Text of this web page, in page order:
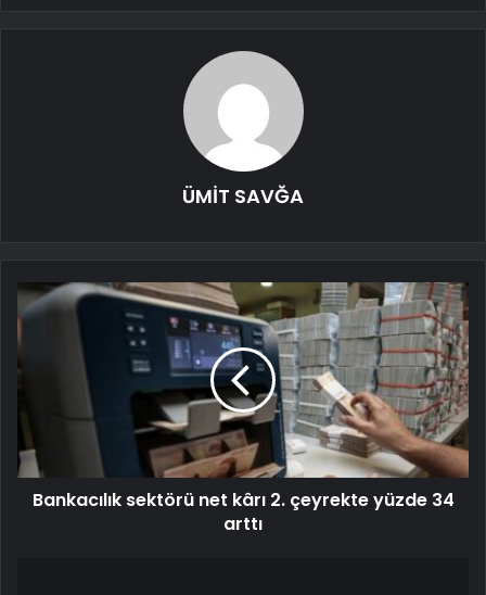
ÜMİT SAVĞA
Bankacılık sektörü net kârı 2. çeyrekte yüzde 34
arttı